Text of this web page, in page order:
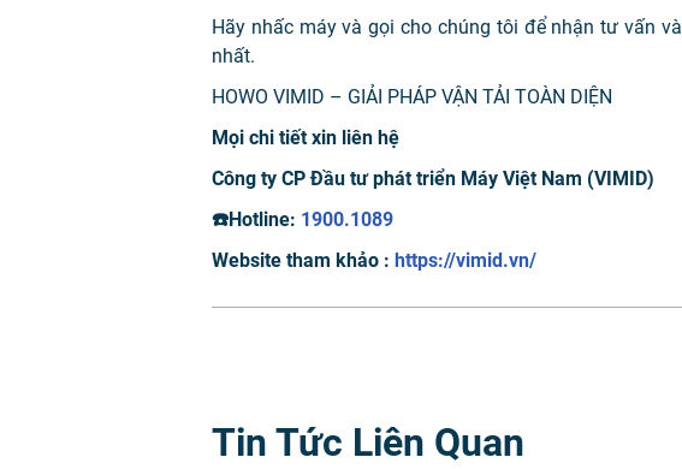
Hãy nhấc máy và gọi cho chúng tôi để nhận tư vấn
nhất.
HOWO VIMID – GIẢI PHÁP VẬN TẢI TOÀN DIỆN
Mọi chi tiết xin liên hệ
Công ty CP Đầu tư phát triển Máy Việt Nam (VIMID)
☎️Hotline: 1900.1089
Website tham khảo : https://vimid.vn/
Tin Tức Liên Quan